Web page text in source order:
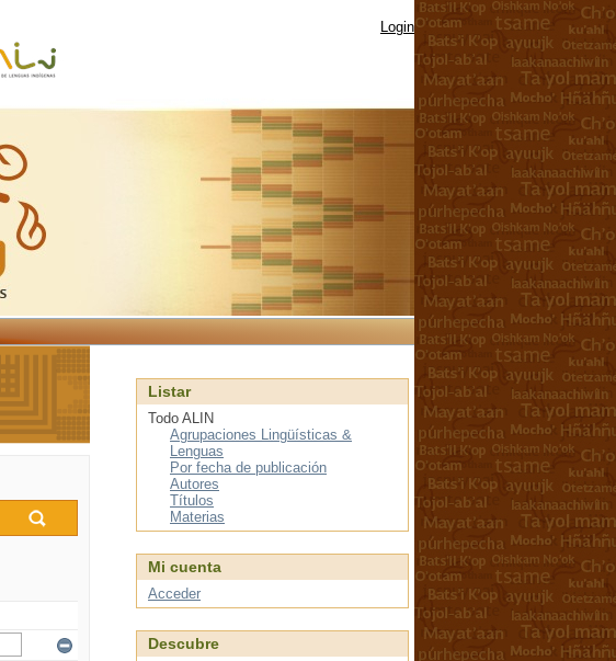
Login
Listar
Todo ALIN
Agrupaciones Lingüísticas &
Lenguas
Por fecha de publicación
Autores
Títulos
Materias
Mi cuenta
Acceder
Descubre